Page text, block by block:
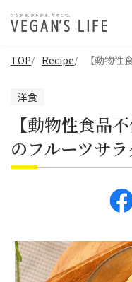
TOP Recipe 【動物性
洋食
【動物性食品
のフルーツサ